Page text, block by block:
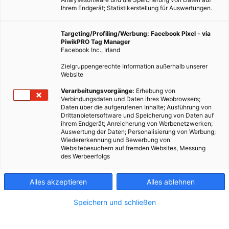
Kühlere LED-Leuchten führen zu einer spektralen
dieser Trend das Risiko schädlicher Auswirkungen auf
Ökosysteme erheblich. Die Lösung ist sehr einfach.
Ihrem Endgerät; Statistikerstellung für Auswertungen.
Targeting/Profiling/Werbung: Facebook Pixel - via
PiwikPRO Tag Manager
Facebook Inc., Irland
Zielgruppengerechte Information außerhalb unserer
Website
Verarbeitungsvorgänge: Erhebung von
Verbindungsdaten und Daten ihres Webbrowsers;
Daten über die aufgerufenen Inhalte; Ausführung von
Drittanbietersoftware und Speicherung von Daten auf
ihrem Endgerät; Anreicherung von Werbenetzwerken;
Auswertung der Daten; Personalisierung von Werbung;
Wiedererkennung und Bewerbung von
Websitebesuchern auf fremden Websites, Messung
des Werbeerfolgs
Alles akzeptieren Alles ablehnen
Speichern und schließen